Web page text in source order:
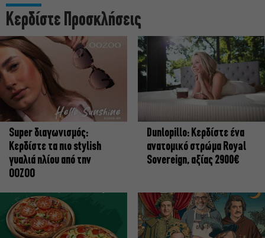
Κερδίστε Προσκλήσεις
Super διαγωνισμός:
Κερδίστε τα πιο stylish
γυαλιά ηλίου από την
OOZOO
Dunlopillo: Κερδίστε ένα
ανατομικό στρώμα Royal
Sovereign, αξίας 2900€